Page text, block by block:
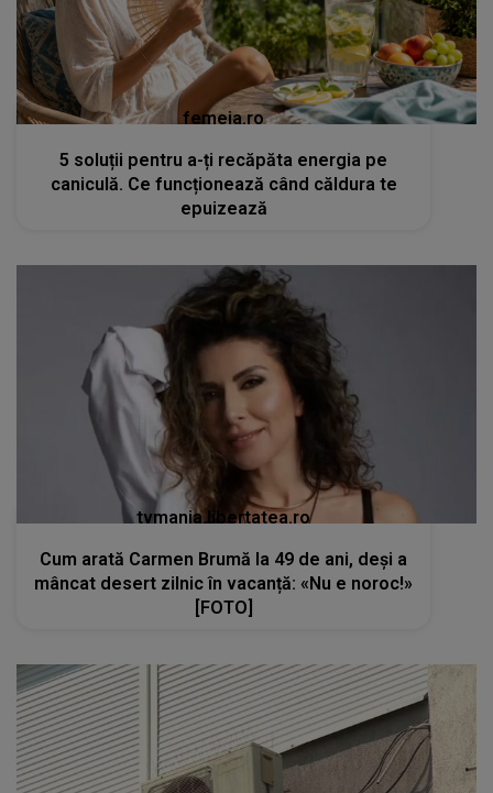
femeia.ro
5 soluții pentru a-ți recăpăta energia pe
caniculă. Ce funcționează când căldura te
epuizează
tvmania.libertatea.ro
Cum arată Carmen Brumă la 49 de ani, deși a
mâncat desert zilnic în vacanță: «Nu e noroc!»
[FOTO]